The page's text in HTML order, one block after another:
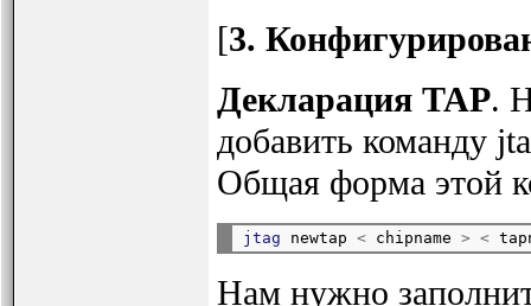
[3.
Декларация TAP.
добавить команду
Общая форма этой
jtag newtap < chipname > <
Нам нужно